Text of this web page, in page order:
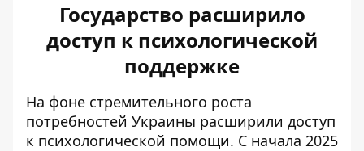
Государство расширило
доступ к психологической
поддержке
На фоне стремительного роста
потребностей Украины расширили доступ
к психологической помощи. С начала 2025